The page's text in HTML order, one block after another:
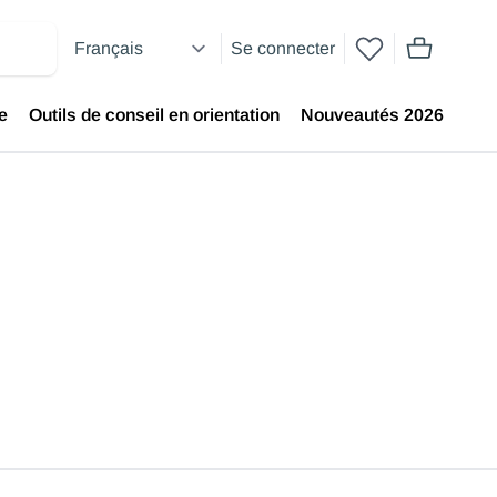
Se connecter
articles
Outils de conseil en orientation Nouveautés 2026